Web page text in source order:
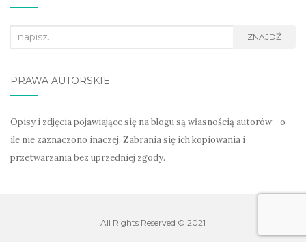
Search
ZNAJDŹ
PRAWA AUTORSKIE
Opisy i zdjęcia pojawiające się na blogu są własnością autorów - o
ile nie zaznaczono inaczej. Zabrania się ich kopiowania i
przetwarzania bez uprzedniej zgody.
All Rights Reserved © 2021